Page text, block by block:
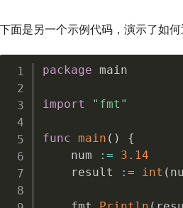
下面是另一个示例代码，演示了如
package main
import "fmt"
func main ( )
{
    num
:=
3.14
    result
:= int (